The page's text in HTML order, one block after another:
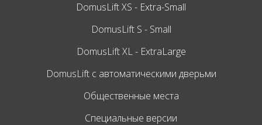
DomusLift XS - Extra-Small
DomusLift S - Small
DomusLift XL - ExtraLarge
DomusLift c автоматическими дверьми
Общественные места
Специальные версии